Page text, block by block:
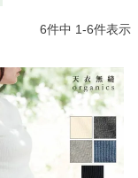
6件中 1-6件表示